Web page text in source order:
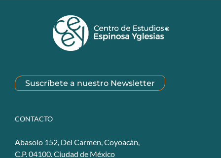
Suscríbete a nuestro Newsletter
CONTACTO
Abasolo 152, Del Carmen, Coyoacán,
C.P. 04100. Ciudad de México